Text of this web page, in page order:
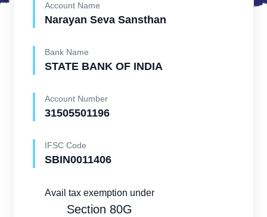
Account Name
Narayan Seva Sansthan
Bank Name
STATE BANK OF INDIA
Account Number
31505501196
IFSC Code
SBIN0011406
Avail tax exemption under
Section 80G